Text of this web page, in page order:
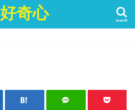
好奇心 search